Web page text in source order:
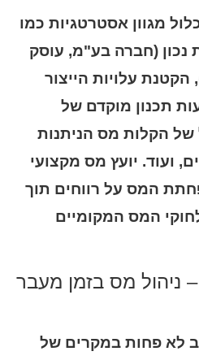
מגוון אסטרטגיות כמו
נכון (חברה בע"מ, עוסק
עלויות הייצור
תכנון מוקדם של
של הקלות מס הניתנות
ועוד. יועץ מס מקצועי
המס על רווחים תוך
המס המקומיים
– ניהול מס בזמן מעבר
לא פחות במקרים של